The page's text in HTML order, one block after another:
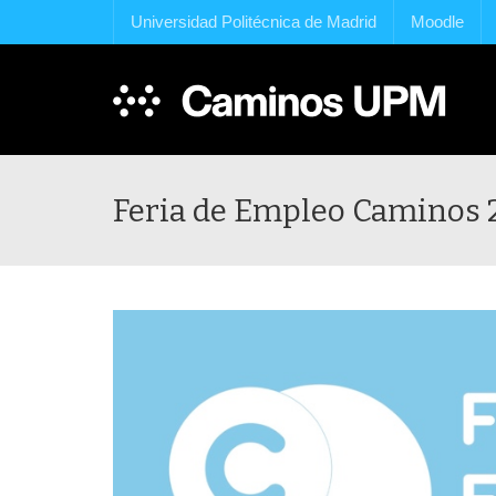
Universidad Politécnica de Madrid Moodle
Feria de Empleo Caminos